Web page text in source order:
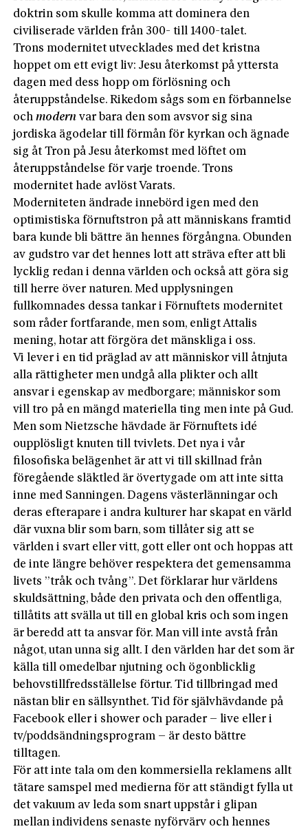
doktrin som skulle komma att dominera den
civiliserade världen från 300- till 1400-talet.
Trons modernitet utvecklades med det kristna
hoppet om ett evigt liv: Jesu återkomst på yttersta
dagen med dess hopp om förlösning och
återuppståndelse. Rikedom sågs som en förbannelse
ochmodern var bara den som avsvor sig sina
jordiska ägodelar till förmån för kyrkan och ägnade
sig åt Tron på Jesu återkomst med löftet om
återuppståndelse för varje troende. Trons
modernitet hade avlöst Varats.
Moderniteten ändrade innebörd igen med den
optimistiska förnuftstron på att människans framtid
bara kunde bli bättre än hennes förgångna. Obunden
av gudstro var det hennes lott att sträva efter att bli
lycklig redan i denna världen och också att göra sig
till herre över naturen. Med upplysningen
fullkomnades dessa tankar i Förnuftets modernitet
som råder fortfarande, men som, enligt Attalis
mening, hotar att förgöra det mänskliga i oss.
Vi lever i en tid präglad av att människor­ vill åtnjuta
alla rättigheter men undgå alla plikter och allt
ansvar i egenskap av medborgare; människor som
vill tro på en mängd materiella ting men inte på Gud.
Men som Nietzsche hävdade är Förnuftets idé
oupplösligt knuten till tvivlets. Det nya i vår
filosofiska belägenhet är att vi till skillnad från
föregående släktled är övertygade om att inte sitta
inne med Sanningen. Dagens västerlänningar och
deras efterapare i andra kulturer har skapat en värld
där vuxna blir som barn, som tillåter sig att se
världen i svart eller vitt, gott eller ont och hoppas att
de inte längre behöver re­spektera det gemensamma
livets ”tråk och tvång”. Det förklarar hur världens
skuldsättning, både den privata och den offentliga,
tillåtits att svälla ut till en global kris och som ingen
är beredd att ta ansvar för. Man vill inte avstå från
något, utan unna sig allt. I den världen har det som är
källa till omedelbar njutning och ögonblicklig
behovstillfredsställelse förtur. Tid tillbringad med
nästan blir en sällsynthet. Tid för självhävdande på
Facebook eller i shower och parader – live eller i
tv/poddsändningsprogram – är desto bättre
tilltagen.
För att inte tala om den kommersiella reklamens allt
tätare samspel med medier­na för att ständigt fylla ut
det vakuum av leda som snart uppstår i glipan
mellan individens senaste nyförvärv och hennes